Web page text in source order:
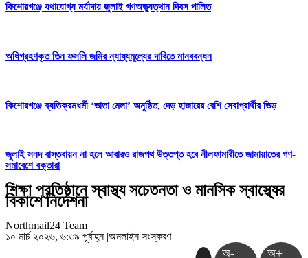
কিশোরগঞ্জে যথাযোগ্য মর্যাদায় জুলাই গণঅভ্যুত্থান দিবস পালিত
অধিগ্রহণকৃত তিন ফসলি জমির ন্যায্যমূল্যের দাবিতে মানববন্ধন
কিশোরগঞ্জে ব্যতিক্রমধর্মী ‘ভাতা মেলা’ অনুষ্ঠিত, দেড় হাজারের বেশি সেবাপ্রার্থীর ভিড়
জুলাই সনদ বাস্তবায়ন না হলে আবারও রাজপথ উত্তপ্ত হবে নীলফামারীতে জামায়াতের গণ-
সমাবেশে বক্তারা
শিক্ষা প্রতিষ্ঠানে স্বাস্থ্য সচেতনতা ও মানসিক স্বাস্থ্যের
বিকাশে নির্দেশনা
Northmail24 Team
১০ মার্চ ২০২৬, ৬:৩৯ পূর্বাহ্ন |অনলাইন সংস্করণ
অ- অ+